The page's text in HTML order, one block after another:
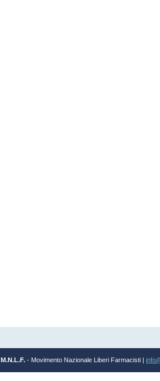
M.N.L.F. - Movimento Nazionale Liberi Farmacisti |